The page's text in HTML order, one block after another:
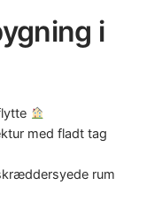
i
med fladt tag
rum